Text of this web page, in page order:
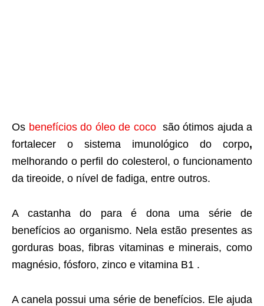
Os benefícios do óleo de cocosão ótimos ajuda a
fortalecer o sistema imunológico do corpo,
melhorando o perfil do colesterol, o funcionamento
da tireoide, o nível de fadiga, entre outros.
A castanha do para é dona uma série de
benefícios ao organismo. Nela estão presentes as
gorduras boas, fibras vitaminas e minerais, como
magnésio, fósforo, zinco e vitamina B1 .
A canela possui uma série de benefícios. Ele ajuda